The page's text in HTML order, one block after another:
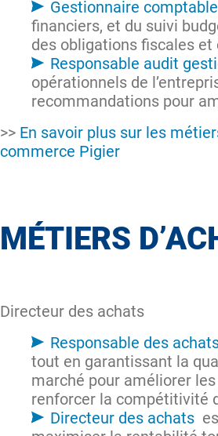
Gestionnaire
financiers, et du suivi
des obligations fiscales et
Responsable audit
opérationnels de
recommandations pour
>> En savoir plus sur les
commerce Pigier
MÉTIERS
Directeur des achats
Responsable des
tout en garantissant la
marché pour améliorer
renforcer la compétitivité
Directeur des achats